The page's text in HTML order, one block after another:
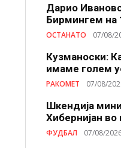
Дарио
Бирмингем на
ОСТАНАТО 07/08/
Кузманоски:
имаме голем
РАКОМЕТ 07/08/
Шкендија
Хибернијан
ФУДБАЛ 07/08/